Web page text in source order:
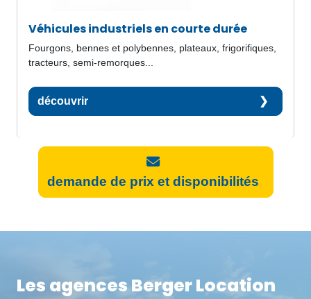
Véhicules industriels en courte durée
Fourgons, bennes et polybennes, plateaux, frigorifiques,
tracteurs, semi-remorques...
découvrir
demande de prix et disponibilités
Les agences Berger Location